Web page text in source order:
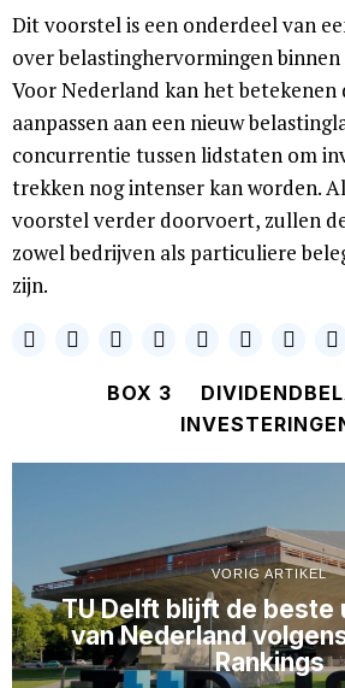
Dit voorstel is een onderdeel van
over belastinghervormingen binnen
Voor Nederland kan het
aanpassen aan een nieuw
concurrentie tussen lidstaten om
trekken nog intenser kan worden.
voorstel verder doorvoert, zullen
zowel bedrijven als particuliere
zijn.
BOX 3
VORIG ARTIKEL
TU Delft blijft de beste
van Nederland
Rankings